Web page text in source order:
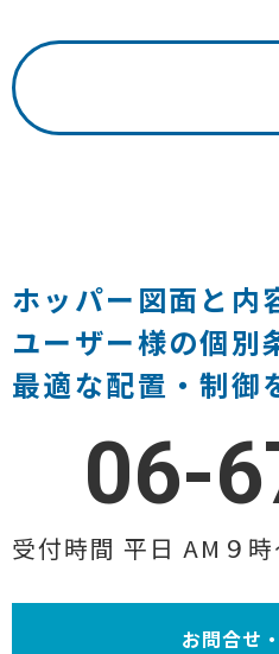
ホッパー図面と内
ユーザー様の個別
最適な配置・制御
06-
受付時間 平日 AM９
お問合せ